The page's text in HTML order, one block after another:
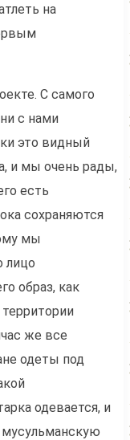
на
С самого
с нами
это видный
и мы очень рады,
есть
сохраняются
мы
лицо
образ, как
же все
одеты под
одевается, и